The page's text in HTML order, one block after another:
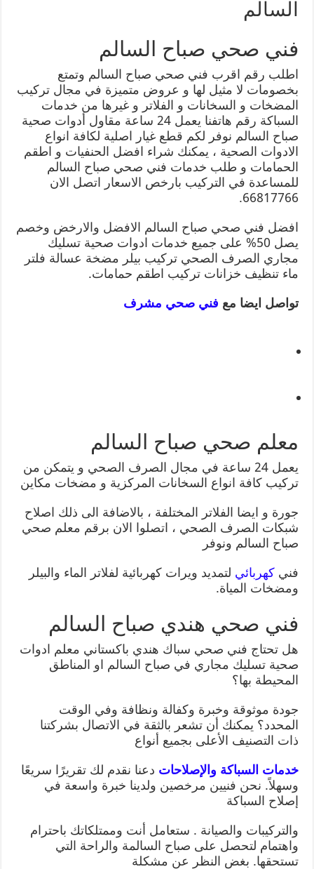
السالم
فني صحي صباح السالم
اطلب رقم اقرب فني صحي صباح السالم وتمتع
بخصومات لا مثيل لها و عروض متميزة في مجال تركيب
المضخات و السخانات و الفلاتر و غيرها من خدمات
السباكة رقم هاتفنا يعمل 24 ساعة مقاول أدوات صحية
صباح السالم نوفر لكم قطع غيار اصلية لكافة انواع
الادوات الصحية ، يمكنك شراء افضل الحنفيات و اطقم
الحمامات و طلب خدمات فني صحي صباح السالم
للمساعدة في التركيب بارخص الاسعار اتصل الان
66817766.
افضل فني صحي صباح السالم الافضل والارخض وخصم
يصل 50% على جميع خدمات ادوات صحية تسليك
مجاري الصرف الصحي تركيب بيلر مضخة عسالة فلتر
ماء تنظيف خزانات تركيب اطقم حمامات.
تواصل ايضا مع فني صحي مشرف
معلم صحي صباح السالم
يعمل 24 ساعة في مجال الصرف الصحي و يتمكن من
تركيب كافة انواع السخانات المركزية و مضخات مكاين
جورة و ايضا الفلاتر المختلفة ، بالاضافة الى ذلك اصلاح
شبكات الصرف الصحي ، اتصلوا الان برقم معلم صحي
صباح السالم ونوفر
فنيكهربائي لتمديد ويرات كهربائية لفلاتر الماء والبيلر
ومضخات المياة.
فني صحي هندي صباح السالم
هل تحتاج فني صحي سباك هندي باكستاني معلم ادوات
صحية تسليك مجاري في صباح السالم او المناطق
المحيطة بها؟
جودة موثوقة وخبرة وكفالة ونظافة وفي الوقت
المحدد؟ يمكنك أن تشعر بالثقة في الاتصال بشركتنا
ذات التصنيف الأعلى بجميع أنواع
خدمات السباكة والإصلاحات دعنا نقدم لك تقريرًا سريعًا
وسهلاً. نحن فنيين مرخصين ولدينا خبرة واسعة في
إصلاح السباكة
والتركيبات والصيانة . ستعامل أنت وممتلكاتك باحترام
واهتمام لتحصل على صباح السالمة والراحة التي
تستحقها. بغض النظر عن مشكلة